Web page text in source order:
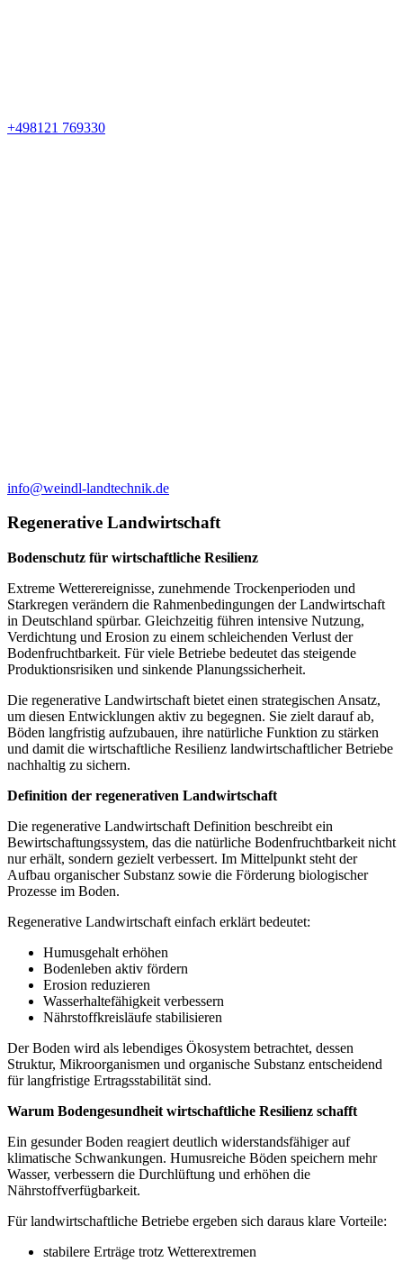
+498121 769330
info@weindl-landtechnik.de
Regenerative Landwirtschaft
Bodenschutz für wirtschaftliche Resilienz
Extreme Wetterereignisse, zunehmende Trockenperioden und
Starkregen verändern die Rahmenbedingungen der Landwirtschaft
in Deutschland spürbar. Gleichzeitig führen intensive Nutzung,
Verdichtung und Erosion zu einem schleichenden Verlust der
Bodenfruchtbarkeit. Für viele Betriebe bedeutet das steigende
Produktionsrisiken und sinkende Planungssicherheit.
Die regenerative Landwirtschaft bietet einen strategischen Ansatz,
um diesen Entwicklungen aktiv zu begegnen. Sie zielt darauf ab,
Böden langfristig aufzubauen, ihre natürliche Funktion zu stärken
und damit die wirtschaftliche Resilienz landwirtschaftlicher Betriebe
nachhaltig zu sichern.
Definition der regenerativen Landwirtschaft
Die regenerative Landwirtschaft Definition beschreibt ein
Bewirtschaftungssystem, das die natürliche Bodenfruchtbarkeit nicht
nur erhält, sondern gezielt verbessert. Im Mittelpunkt steht der
Aufbau organischer Substanz sowie die Förderung biologischer
Prozesse im Boden.
Regenerative Landwirtschaft einfach erklärt bedeutet:
Humusgehalt erhöhen
Bodenleben aktiv fördern
Erosion reduzieren
Wasserhaltefähigkeit verbessern
Nährstoffkreisläufe stabilisieren
Der Boden wird als lebendiges Ökosystem betrachtet, dessen
Struktur, Mikroorganismen und organische Substanz entscheidend
für langfristige Ertragsstabilität sind.
Warum Bodengesundheit wirtschaftliche Resilienz schafft
Ein gesunder Boden reagiert deutlich widerstandsfähiger auf
klimatische Schwankungen. Humusreiche Böden speichern mehr
Wasser, verbessern die Durchlüftung und erhöhen die
Nährstoffverfügbarkeit.
Für landwirtschaftliche Betriebe ergeben sich daraus klare Vorteile:
stabilere Erträge trotz Wetterextremen